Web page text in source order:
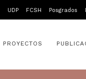
UDP FCSH Posgrados
PROYECTOS